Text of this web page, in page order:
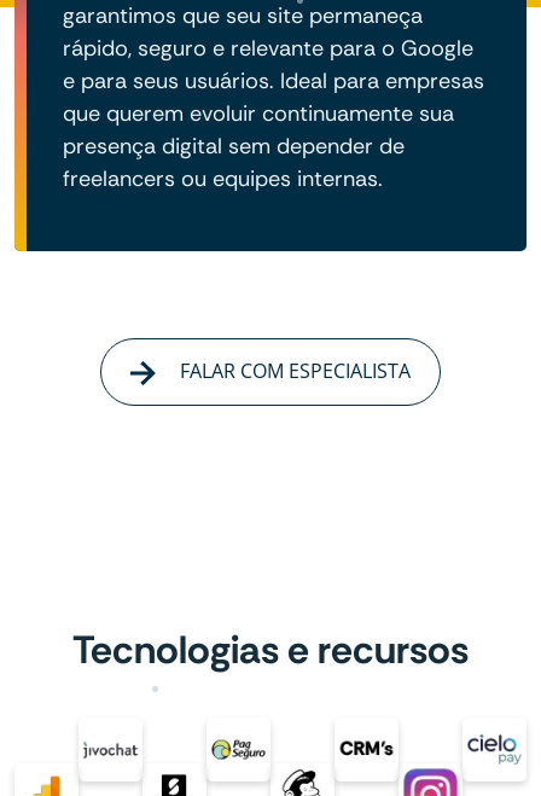
garantimos que seu site permaneça
rápido, seguro e relevante para o Google
e para seus usuários. Ideal para empresas
que querem evoluir continuamente sua
presença digital sem depender de
freelancers ou equipes internas.
FALAR COM ESPECIALISTA
Tecnologias e recursos